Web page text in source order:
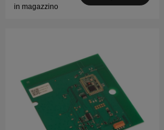
in magazzino